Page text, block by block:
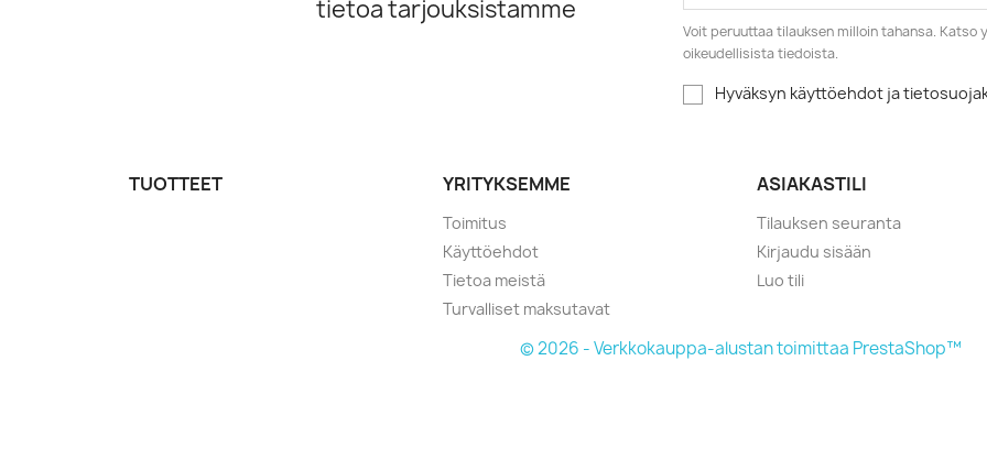
tietoa tarjouksistamme
Voit peruuttaa tilauksen milloin tahansa. Katso
oikeudellisista tiedoista.
Hyväksyn käyttöehdot ja
TUOTTEET YRITYKSEMME
Toimitus
Käyttöehdot
Tietoa meistä
Turvalliset maksutavat
ASIAKASTILI
Tilauksen seuranta
Kirjaudu sisään
Luo tili
© 2026 - Verkkokauppa-alustan toimittaa PrestaShop™